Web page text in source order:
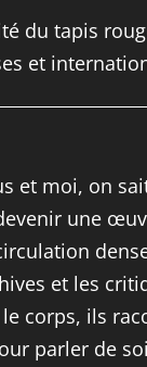
du tapis
et
et moi, on
une
et les
le corps, ils
parler de